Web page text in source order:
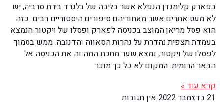
בפארק קלימגדן הנפלא אשר בליבה של בלגרד בירת סרביה, יש
לא מעט אתרים אשר מאחוריהם סיפורים היסטוריים רבים. כזה
הוא פסל מריאן המוצב בכניסה לפארק ופסלו של ויקטור הנמצא
בעמדת תצפית נהדרת על נהרות הסאווה והדנובה. ממש בסמוך
לפסלו של ויקטור, נמצא שער מתכת המהווה את הכניסה אל
הבאר הרומית. המקום לא כל כך מוכר
קרא עוד »
21 בדצמבר 2022
אין תגובות